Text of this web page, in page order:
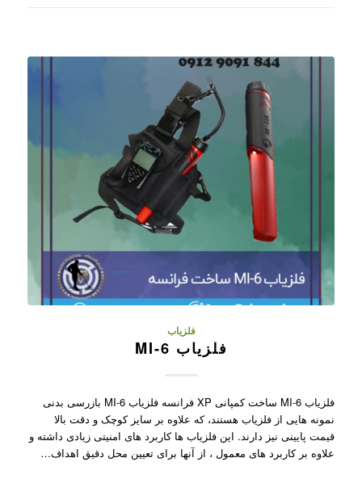
فلزیاب
فلزیاب MI-6
فلزیاب MI-6 ساخت کمپانی XP فرانسه فلزیاب MI-6 بازرسی بدنی
نمونه هایی از فلزیاب هستند، که علاوه بر سایز کوچک و دقت بالا
قیمت پایینی نیز دارند. این فلزیاب ها کاربرد های امنیتی زیادی داشته و
علاوه بر کاربرد های معمول ، از آنها برای تعیین محل دقیق اهداف…